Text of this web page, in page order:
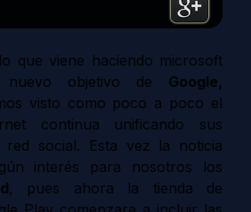
que viene haciendo microsoft
objetivo de Google,
visto como poco a poco el
continua unificando sus
social. Esta vez la noticia
interés para nosotros los
, pues ahora la tienda de